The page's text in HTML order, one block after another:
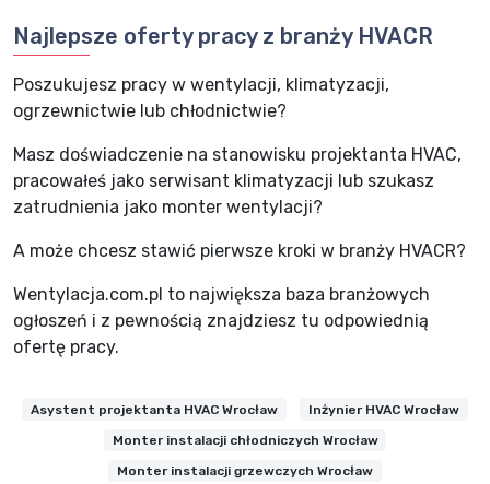
Najlepsze oferty pracy z branży HVACR
Poszukujesz pracy w wentylacji, klimatyzacji,
ogrzewnictwie lub chłodnictwie?
Masz doświadczenie na stanowisku projektanta HVAC,
pracowałeś jako serwisant klimatyzacji lub szukasz
zatrudnienia jako monter wentylacji?
A może chcesz stawić pierwsze kroki w branży HVACR?
Wentylacja.com.pl to największa baza branżowych
ogłoszeń i z pewnością znajdziesz tu odpowiednią
ofertę pracy.
Asystent projektanta HVAC Wrocław Inżynier HVAC Wrocław
Monter instalacji chłodniczych Wrocław
Monter instalacji grzewczych Wrocław